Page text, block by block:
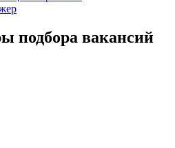
подбора вакансий